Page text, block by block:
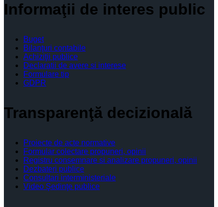
Informaţii de interes public
Buget
Bilanţuri contabile
Achiziţii publice
Declaratii de avere si interese
Formulare tip
GDPR
Transparenţă decizională
Proiecte de acte normative
Formular colectare propuneri, opinii
Registru consemnare si analizare propuneri, opinii
Dezbateri publice
Consultari interministeriale
Video Şedinţe publice